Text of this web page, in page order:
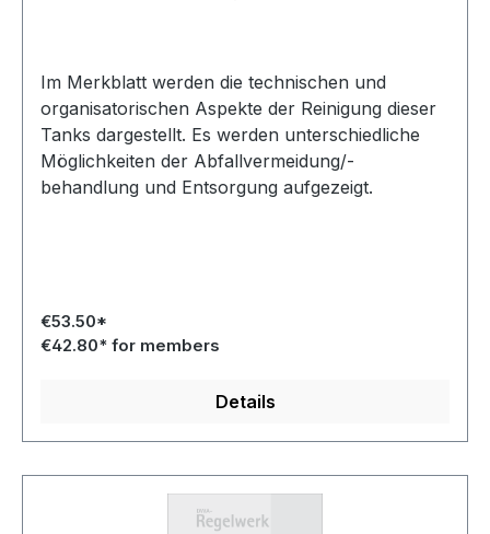
Im Merkblatt werden die technischen und
organisatorischen Aspekte der Reinigung dieser
Tanks dargestellt. Es werden unterschiedliche
Möglichkeiten der Abfallvermeidung/-
behandlung und Entsorgung aufgezeigt.
€53.50*
€42.80* for members
Details